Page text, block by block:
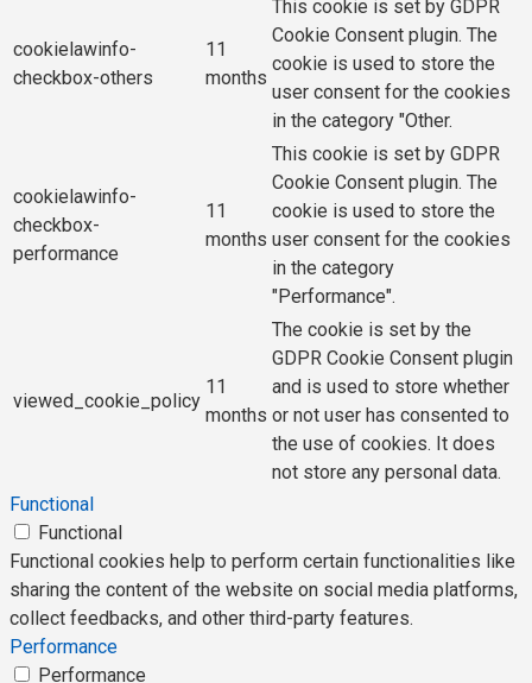
cookielawinfo-
checkbox-others
11
months
This cookie is set by GDPR
Cookie Consent plugin. The
cookie is used to store the
user consent for the cookies
in the category "Other.
cookielawinfo-
checkbox-
performance
11
months
This cookie is set by GDPR
Cookie Consent plugin. The
cookie is used to store the
user consent for the cookies
in the category
"Performance".
viewed_cookie_policy
11
months
The cookie is set by the
GDPR Cookie Consent plugin
and is used to store whether
or not user has consented to
the use of cookies. It does
not store any personal data.
Functional
Functional
Functional cookies help to perform certain functionalities like
sharing the content of the website on social media platforms,
collect feedbacks, and other third-party features.
Performance
Performance